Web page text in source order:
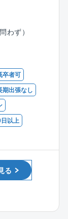
に関係な
評価を徹
の合意形成
ている為、
わず）
卒者可
期出張なし
以上
る